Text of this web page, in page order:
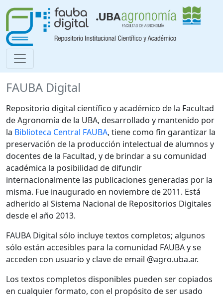
FAUBA Digital
Repositorio digital científico y académico de la Facultad
de Agronomía de la UBA, desarrollado y mantenido por
la Biblioteca Central FAUBA, tiene como fin garantizar la
preservación de la producción intelectual de alumnos y
docentes de la Facultad, y de brindar a su comunidad
académica la posibilidad de difundir
internacionalmente las publicaciones generadas por la
misma. Fue inaugurado en noviembre de 2011. Está
adherido al Sistema Nacional de Repositorios Digitales
desde el año 2013.
FAUBA Digital sólo incluye textos completos; algunos
sólo están accesibles para la comunidad FAUBA y se
acceden con usuario y clave de email @agro.uba.ar.
Los textos completos disponibles pueden ser copiados
en cualquier formato, con el propósito de ser usado